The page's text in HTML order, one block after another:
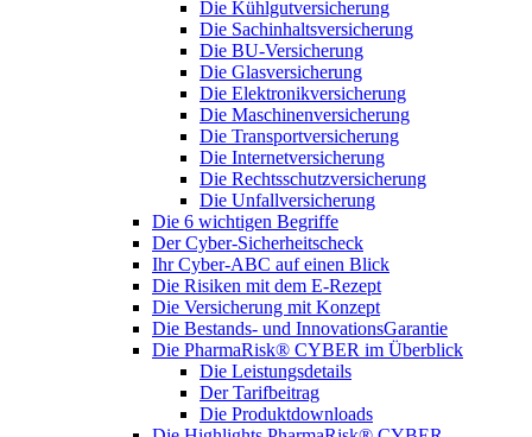
Die Kühlgutversicherung
Die Sachinhaltsversicherung
Die BU-Versicherung
Die Glasversicherung
Die Elektronikversicherung
Die Maschinenversicherung
Die Transportversicherung
Die Internetversicherung
Die Rechtsschutzversicherung
Die Unfallversicherung
Die 6 wichtigen Begriffe
Der Cyber-Sicher­heits­check
Ihr Cyber-ABC auf einen Blick
Die Risiken mit dem E-Rezept
Die Versicherung mit Konzept
Die Bestands- und InnovationsGarantie
Die PharmaRisk® CYBER im Überblick
Die Leistungsdetails
Der Tarifbeitrag
Die Produktdownloads